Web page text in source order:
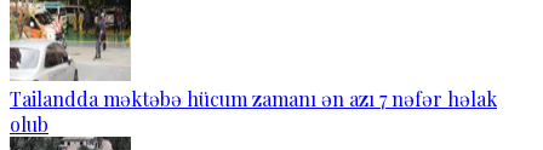
Tailandda məktəbə hücum zamanı ən azı 7 nəfər həlak
olub